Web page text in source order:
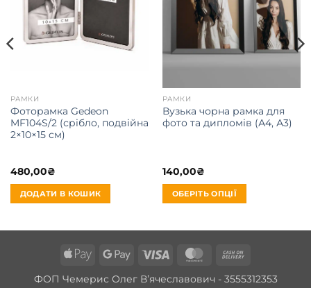
РАМКИ
Фоторамка Gedeon
MF104S/2 (срібло, подвійна
2×10×15 см)
480,00₴
ДОДАТИ В КОШИК
РАМКИ
Вузька чорна рамка для
фото та дипломів (А4, А3)
140,00₴
ОБЕРІТЬ ОПЦІЇ
кілька
Параметри
Apple
Google
Visa MasterCard
Delivery
ФОП Чемерис Олег Вʼячеславович - 3555312353